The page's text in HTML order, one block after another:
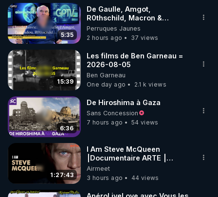
5:35
De Gaulle, Amgot,
R0thschild, Macron &
Pompidou… Macron Claude
Janvier, GPTV, 18 X 2024
Perruques Jaunes
2 hours ago
37 views
15:39
Les films de Ben Garneau =
2026-08-05
Ben Garneau
One day ago
2.1 k views
6:36
De Hiroshima à Gaza
Sans Concession
7 hours ago
54 views
1:27:43
I Am Steve McQueen
⎮Documentaire ARTE ⎮
Cinema
Airmeet
3 hours ago
44 views